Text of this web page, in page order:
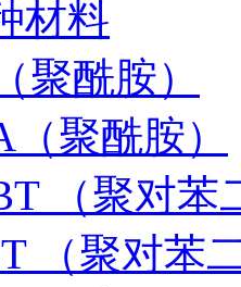
材料
聚酰胺）
聚酰胺）
（聚对苯
（聚对苯